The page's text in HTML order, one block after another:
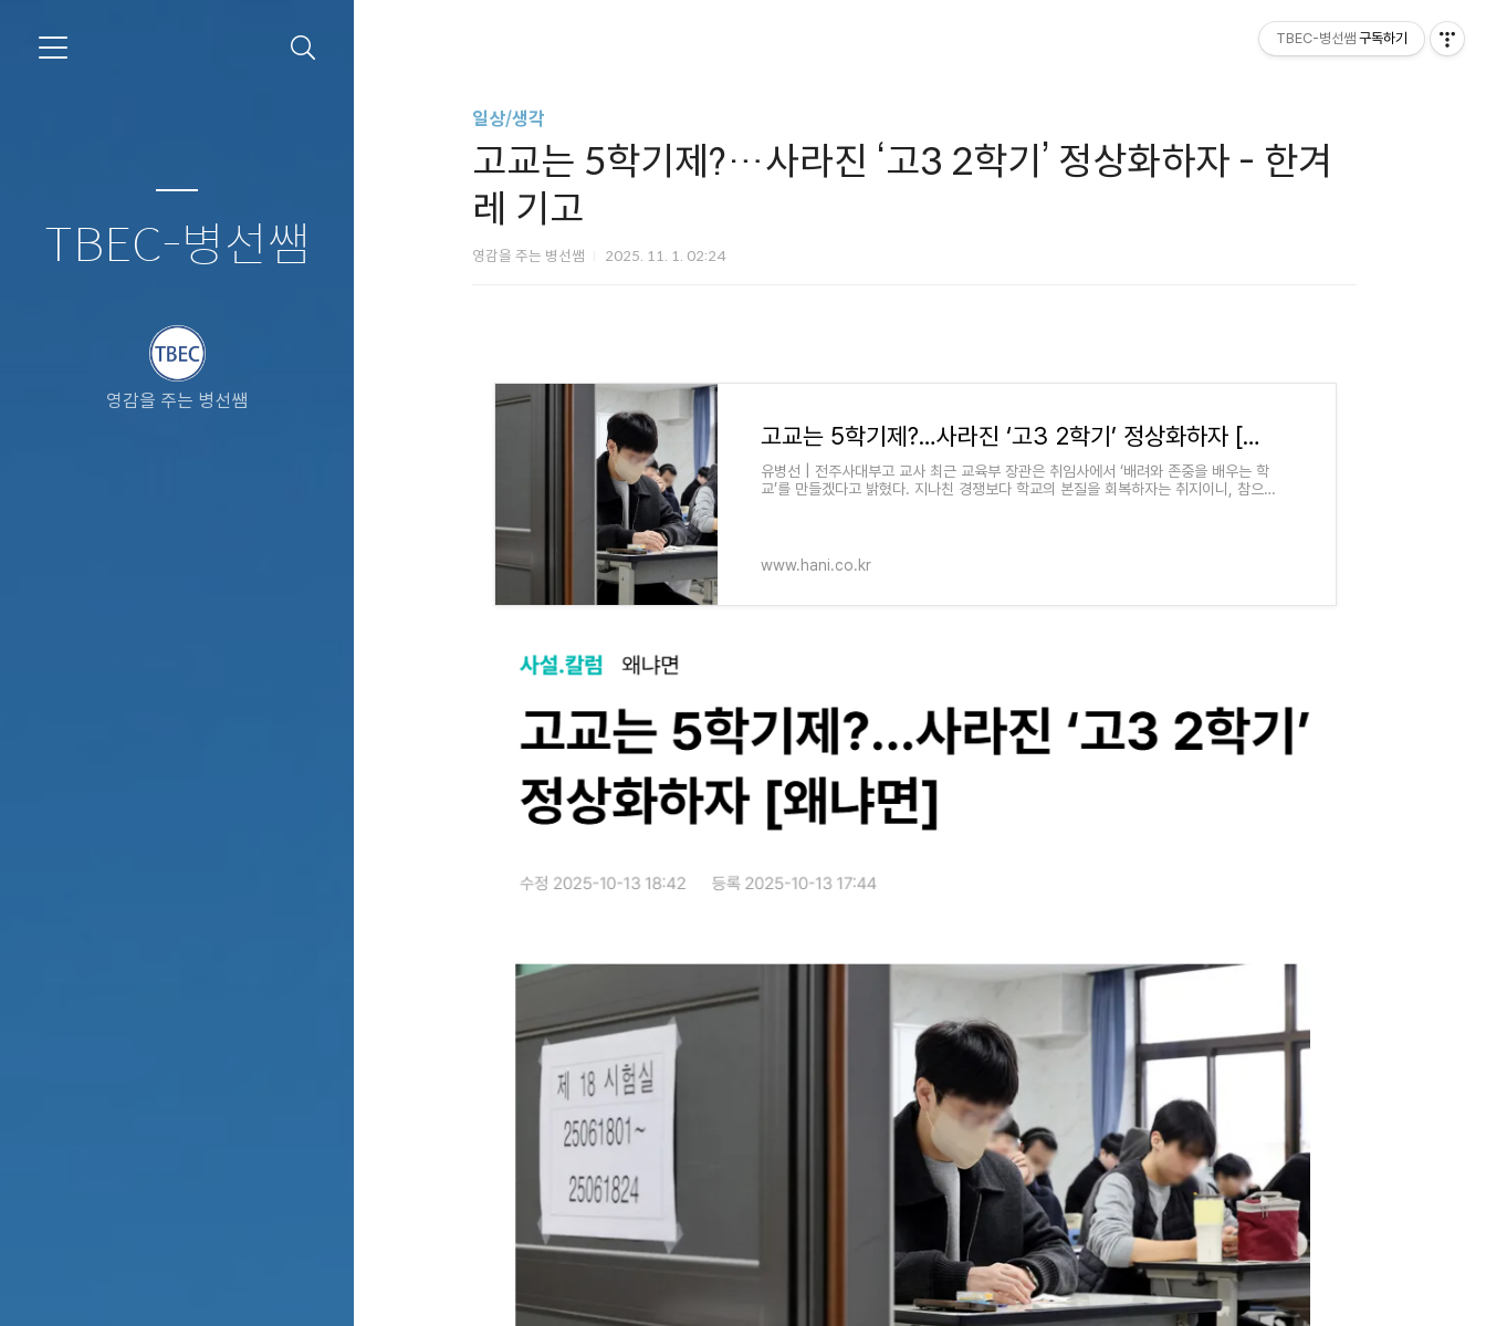
TBEC-병선쌤
영감을 주는 병선쌤
일상/생각
고교는 5학기제?…사라진 ‘고3 2학기’ 정상화하자 - 한겨
레 기고
영감을 주는 병선쌤 2025. 11. 1. 02:24
고교는 5학기제?…사라진 ‘고3 2학기’ 정상화하자 [왜냐면]
유병선 | 전주사대부고 교사 최근 교육부 장관은 취임사에서 ‘배려와 존중을 배우는 학
교’를 만들겠다고 밝혔다. 지나친 경쟁보다 학교의 본질을 회복하자는 취지이니, 참으로
www.hani.co.kr
TBEC-병선쌤 구독하기